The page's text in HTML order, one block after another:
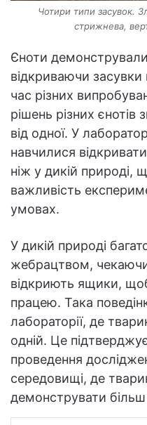
Чотири типи засувок.
стрижнева,
Єноти демонстрували
відкриваючи засувки
час різних
рішень різних єнотів
від одної. У
навчилися
ніж у дикій природі,
важливість
умовах.
У дикій природі
жебрацтвом,
відкриють ящики,
працею. Така
лабораторії, де
одній. Це
проведення
середовищі, де
демонструвати більш